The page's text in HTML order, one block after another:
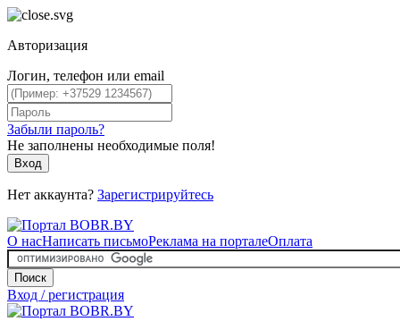
Авторизация
Логин, телефон или email
Забыли пароль?
Не заполнены необходимые поля!
Вход
Нет аккаунта? Зарегистрируйтесь
О насНаписать письмоРеклама на порталеОплата
Поиск
Вход / регистрация